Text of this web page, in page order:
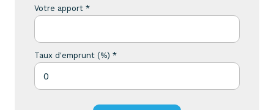
Votre apport *
Taux d'emprunt (%) *